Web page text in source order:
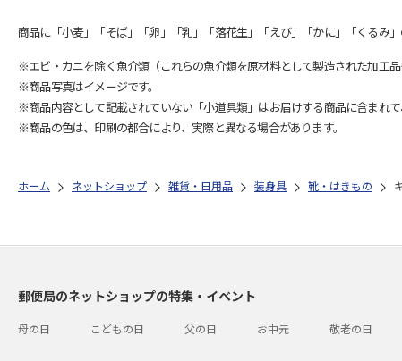
商品に「小麦」「そば」「卵」「乳」「落花生」「えび」「かに」「くるみ
※エビ・カニを除く魚介類（これらの魚介類を原材料として製造された加工
※商品写真はイメージです。
※商品内容として記載されていない「小道具類」はお届けする商品に含まれて
※商品の色は、印刷の都合により、実際と異なる場合があります。
ホーム ネットショップ 雑貨・日用品 装身具 靴・はきもの
郵便局のネットショップの特集・イベント
母の日 こどもの日 父の日 お中元 敬老の日